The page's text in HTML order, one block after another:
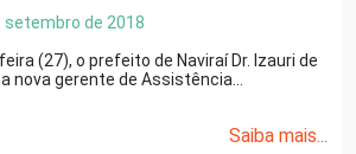
setembro de 2018
(27), o prefeito de Naviraí Dr. Izauri de
nova gerente de Assistência…
Saiba mais...